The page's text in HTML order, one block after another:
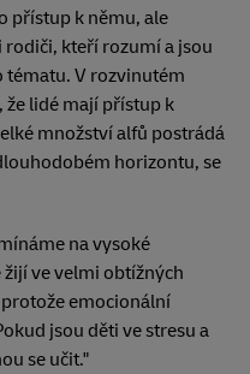
přístup k němu, ale
kteří rozumí a jsou
tématu. V rozvinutém
lidé mají přístup k
množství alfů postrádá
horizontu, se
na vysoké
ve velmi obtížných
emocionální
jsou děti ve stresu a
se učit."